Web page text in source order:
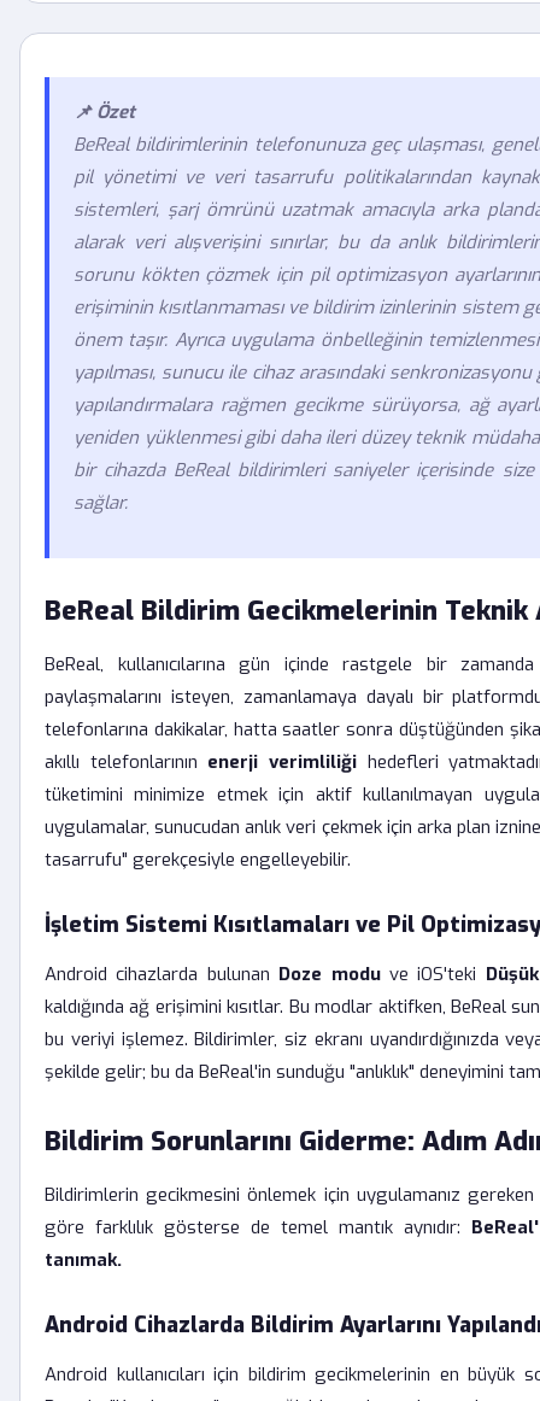
📌 Özet
BeReal bildirimlerinin telefonunuza geç ulaşması,
pil yönetimi ve veri tasarrufu politikalarından
sistemleri, şarj ömrünü uzatmak amacıyla arka
alarak veri alışverişini sınırlar, bu da anlık
sorunu kökten çözmek için pil optimizasyon ayarlarının
erişiminin kısıtlanmaması ve bildirim izinlerinin sistem
önem taşır. Ayrıca uygulama önbelleğinin
yapılması, sunucu ile cihaz arasındaki
yapılandırmalara rağmen gecikme sürüyorsa, ağ
yeniden yüklenmesi gibi daha ileri düzey teknik
bir cihazda BeReal bildirimleri saniyeler içerisinde size
sağlar.
BeReal Bildirim Gecikmelerinin Teknik
BeReal, kullanıcılarına gün içinde rastgele bir
paylaşmalarını isteyen, zamanlamaya dayalı bir
telefonlarına dakikalar, hatta saatler sonra düştüğünden
akıllı telefonlarının enerji verimliliğihedefleri
tüketimini minimize etmek için aktif kullanılmayan
uygulamalar, sunucudan anlık veri çekmek için arka plan
tasarrufu" gerekçesiyle engelleyebilir.
İşletim Sistemi Kısıtlamaları ve Pil
Android cihazlarda bulunan Doze moduve iOS'teki
kaldığında ağ erişimini kısıtlar. Bu modlar aktifken, BeReal
bu veriyi işlemez. Bildirimler, siz ekranı uyandırdığınızda
şekilde gelir; bu da BeReal'in sunduğu "anlıklık" deneyimini
Bildirim Sorunlarını Giderme: Adım
Bildirimlerin gecikmesini önlemek için uygulamanız
göre farklılık gösterse de temel mantık aynıdır:
tanımak.
Android Cihazlarda Bildirim Ayarlarını
Android kullanıcıları için bildirim gecikmelerinin en büyük